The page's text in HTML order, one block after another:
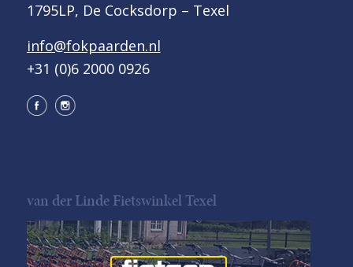
1795LP, De Cocksdorp – Texel
info@fokpaarden.nl
+31 (0)6 2000 0926
van der Linde Fietswinkel Texel